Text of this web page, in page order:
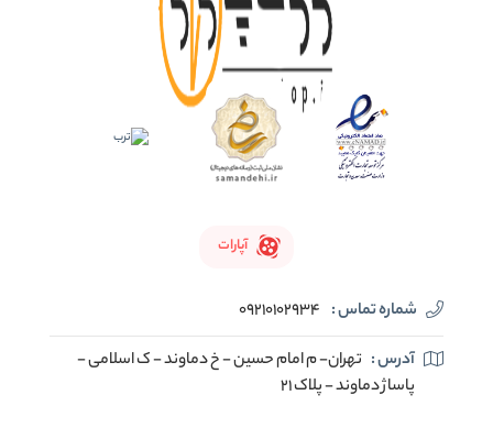
آپارات
شماره تماس : 09210102934
آدرس : تهران- م امام حسین - خ دماوند - ک اسلامی -
پاساژ دماوند - پلاک 21